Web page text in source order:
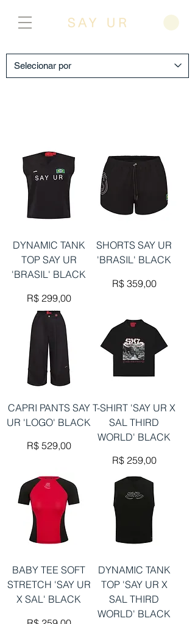
DYNAMIC TANK
TOP SAY UR
'BRASIL' BLACK
Preço
R$ 299,00
SHORTS SAY UR
'BRASIL' BLACK
Preço
R$ 359,00
CAPRI PANTS SAY
UR 'LOGO' BLACK
Preço
R$ 529,00
T-SHIRT 'SAY UR X
SAL THIRD
WORLD' BLACK
Preço
R$ 259,00
BABY TEE SOFT
STRETCH 'SAY UR
X SAL' BLACK
DYNAMIC TANK
TOP 'SAY UR X
SAL THIRD
WORLD' BLACK